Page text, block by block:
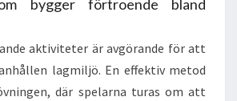
bygger förtroende bland
aktiviteter är avgörande för att
lagmiljö. En effektiv metod
där spelarna turas om att